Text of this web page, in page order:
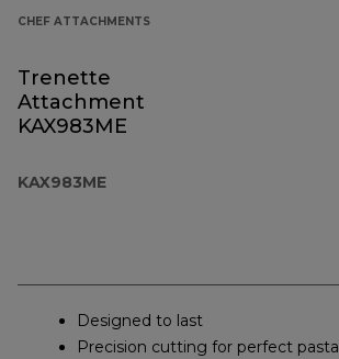
CHEF ATTACHMENTS
Trenette
Attachment
KAX983ME
KAX983ME
Designed to last
Precision cutting for perfect pasta